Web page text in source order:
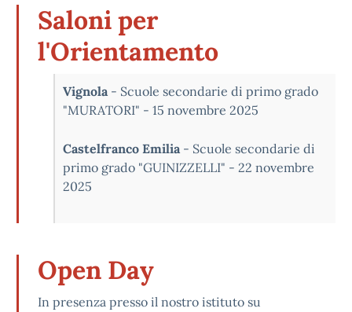
Saloni per
l'Orientamento
Vignola- Scuole secondarie di primo grado
"MURATORI" - 15 novembre 2025
Castelfranco Emilia- Scuole secondarie di
primo grado "GUINIZZELLI" - 22 novembre
2025
Open Day
In presenza presso il nostro istituto su